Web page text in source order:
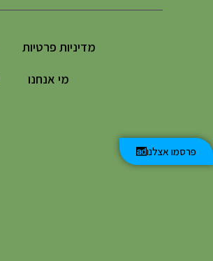
פרסמו אצלנו
מדיניות פרטיות
מי אנחנו